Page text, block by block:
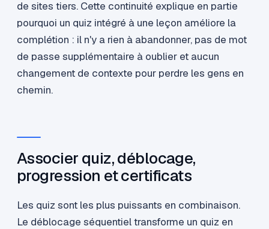
de sites tiers. Cette continuité explique en partie
pourquoi un quiz intégré à une leçon améliore la
complétion : il n'y a rien à abandonner, pas de mot
de passe supplémentaire à oublier et aucun
changement de contexte pour perdre les gens en
chemin.
Associer quiz, déblocage,
progression et certificats
Les quiz sont les plus puissants en combinaison.
Le déblocage séquentiel transforme un quiz en